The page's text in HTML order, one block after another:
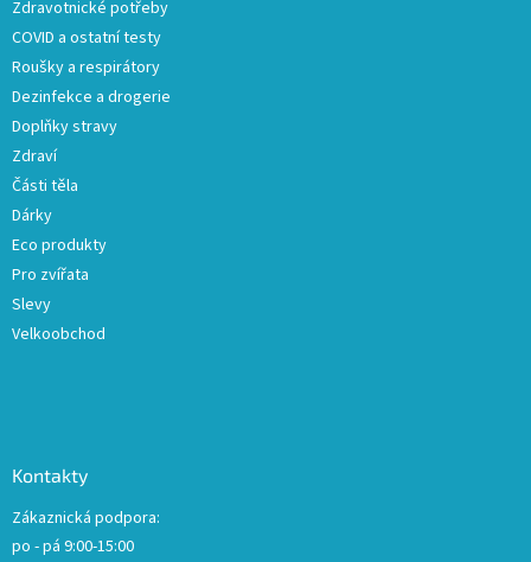
Zdravotnické potřeby
COVID a ostatní testy
Roušky a respirátory
Dezinfekce a drogerie
Doplňky stravy
Zdraví
Části těla
Dárky
Eco produkty
Pro zvířata
Slevy
Velkoobchod
Kontakty
Zákaznická podpora:
po - pá 9:00-15:00